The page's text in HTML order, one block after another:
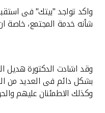
واكد تواجد "بيتك" فى
شأنه خدمة المجتمع، خاصة
وقد اشادت الدكتورة هديل
بشكل دائم فى العديد من
وكذلك الاطمئنان عليهم